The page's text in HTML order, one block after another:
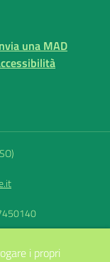
una MAD
i propri